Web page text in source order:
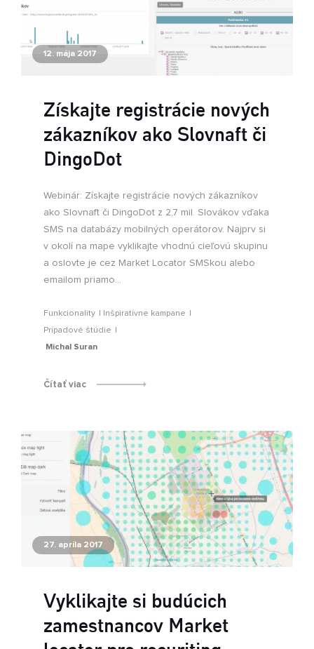
12. mája 2017
Získajte registrácie nových
zákazníkov ako Slovnaft či
DingoDot
Webinár: Získajte registrácie nových zákazníkov
ako Slovnaft či DingoDot z 2,7 mil. Slovákov vďaka
SMS na databázy mobilných operátorov. Najprv si
v okolí na mape vyklikajte vhodnú cieľovú skupinu
a oslovte je cez Market Locator SMSkou alebo
emailom priamo...
Funkcionality
Inšpiratívne kampane
Prípadové štúdie
Michal Suran
Čítať viac
27. apríla 2017
Vyklikajte si budúcich
zamestnancov Market